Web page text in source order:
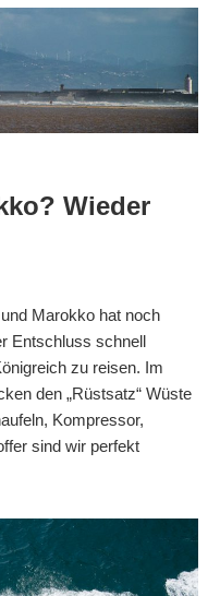
Wieder
Marokko hat noch
Entschluss schnell
zu reisen. Im
den „Rüstsatz“ Wüste
Kompressor,
sind wir perfekt